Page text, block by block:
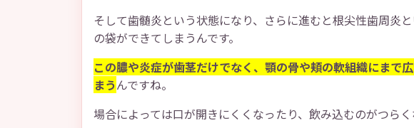
そして歯髄炎という状態になり、さらに進むと根尖性歯周炎
の袋ができてしまうんです。
この膿や炎症が歯茎だけでなく、顎の骨や頬の軟組織にまで
まうんですね。
場合によっては口が開きにくくなったり、飲み込むのがつら